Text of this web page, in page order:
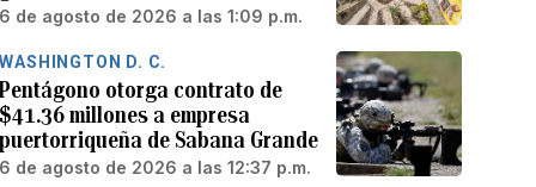
6 de agosto de 2026 a las 1:09 p.m.
WASHINGTON D. C.
Pentágono otorga contrato de
$41.36 millones a empresa
puertorriqueña de Sabana Grande
6 de agosto de 2026 a las 12:37 p.m.